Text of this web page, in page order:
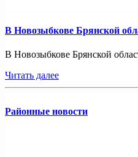
В Новозыбкове Брянской
В Новозыбкове Брянской
Читать далее
Районные новости